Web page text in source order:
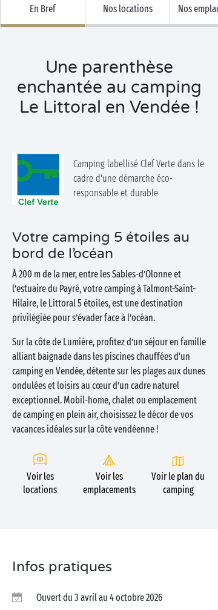
En Bref Nos locations Nos
Une parenthèse
enchantée au camping
Le Littoral en Vendée !
Camping labellisé Clef Verte dans le
cadre d'une démarche éco-
responsable et durable
Votre camping 5 étoiles au
bord de l’océan
À 200 m de la mer, entre les Sables-d’Olonne et
l’estuaire du Payré, votre camping à Talmont-Saint-
Hilaire, le Littoral 5 étoiles, est une destination
privilégiée pour s’évader face à l’océan.
Sur la côte de Lumière, profitez d’un séjour en famille
alliant baignade dans les piscines chauffées d'un
camping en Vendée, détente sur les plages aux dunes
ondulées et loisirs au cœur d’un cadre naturel
exceptionnel. Mobil-home, chalet ou emplacement
de camping en plein air, choisissez le décor de vos
vacances idéales sur la côte vendéenne !
Voir les
locations
Voir les
emplacements
Voir le plan du
camping
Infos pratiques
Ouvert du 3 avril au 4 octobre 2026